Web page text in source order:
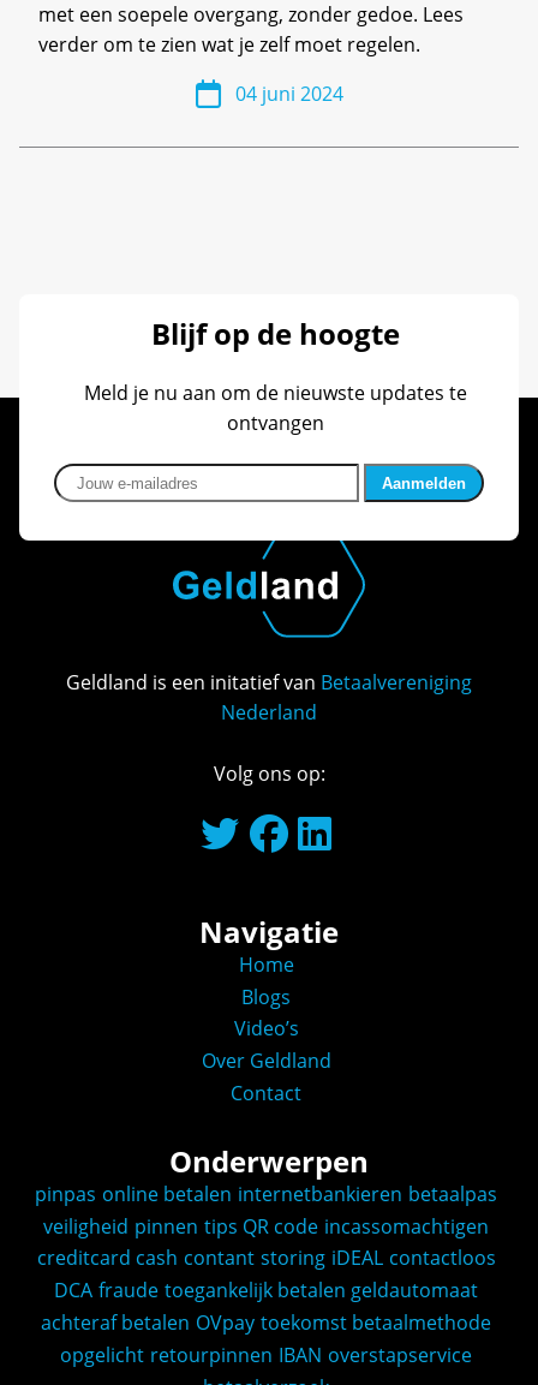
met een soepele overgang, zonder gedoe. Lees
verder om te zien wat je zelf moet regelen.
04 juni 2024
Blijf op de hoogte
Meld je nu aan om de nieuwste updates te
ontvangen
Jouw e-mailadres
Geldland is een initatief van Betaalvereniging
Nederland
Volg ons op:
Navigatie
Home
Blogs
Video’s
Over Geldland
Contact
Onderwerpen
pinpas online betalen internetbankieren betaalpas
veiligheid pinnen tips QR code incassomachtigen
creditcard cash contant storing iDEAL contactloos
DCA fraude toegankelijk betalen geldautomaat
achteraf betalen OVpay toekomst betaalmethode
opgelicht retourpinnen IBAN overstapservice